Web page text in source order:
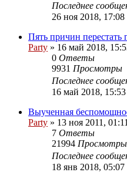
Последнее
26 ноя 2018, 17:08
Пять причин
Party » 16 май 2018,
0 Ответы
9931 Просмотры
Последнее
16 май 2018, 15:53
Выученная
Party » 13 ноя 2011, 01:11
7 Ответы
21994 Просмотры
Последнее
18 янв 2018, 05:07